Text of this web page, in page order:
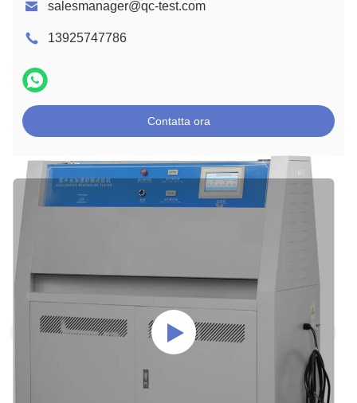
salesmanager@qc-test.com
13925747786
Contatta ora